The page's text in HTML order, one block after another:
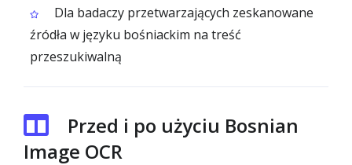
Dla badaczy przetwarzających zeskanowane
źródła w języku bośniackim na treść
przeszukiwalną
Przed i po użyciu Bosnian
Image OCR